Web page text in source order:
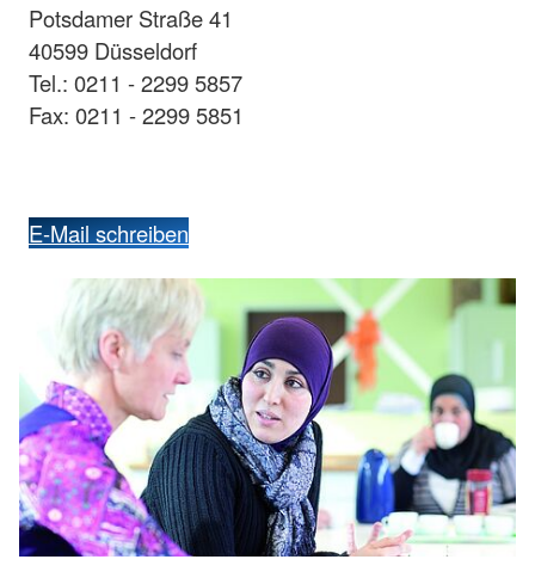
Potsdamer Straße 41
40599 Düsseldorf
Tel.: 0211 - 2299 5857
Fax: 0211 - 2299 5851
E-Mail schreiben